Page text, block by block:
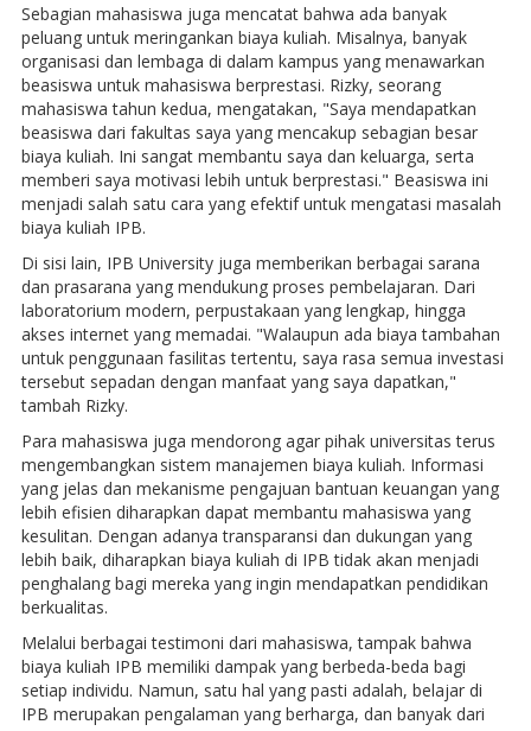
Sebagian mahasiswa juga mencatat bahwa ada banyak
peluang untuk meringankan biaya kuliah. Misalnya, banyak
organisasi dan lembaga di dalam kampus yang menawarkan
beasiswa untuk mahasiswa berprestasi. Rizky, seorang
mahasiswa tahun kedua, mengatakan, "Saya mendapatkan
beasiswa dari fakultas saya yang mencakup sebagian besar
biaya kuliah. Ini sangat membantu saya dan keluarga, serta
memberi saya motivasi lebih untuk berprestasi." Beasiswa ini
menjadi salah satu cara yang efektif untuk mengatasi masalah
biaya kuliah IPB.
Di sisi lain, IPB University juga memberikan berbagai sarana
dan prasarana yang mendukung proses pembelajaran. Dari
laboratorium modern, perpustakaan yang lengkap, hingga
akses internet yang memadai. "Walaupun ada biaya tambahan
untuk penggunaan fasilitas tertentu, saya rasa semua investasi
tersebut sepadan dengan manfaat yang saya dapatkan,"
tambah Rizky.
Para mahasiswa juga mendorong agar pihak universitas terus
mengembangkan sistem manajemen biaya kuliah. Informasi
yang jelas dan mekanisme pengajuan bantuan keuangan yang
lebih efisien diharapkan dapat membantu mahasiswa yang
kesulitan. Dengan adanya transparansi dan dukungan yang
lebih baik, diharapkan biaya kuliah di IPB tidak akan menjadi
penghalang bagi mereka yang ingin mendapatkan pendidikan
berkualitas.
Melalui berbagai testimoni dari mahasiswa, tampak bahwa
biaya kuliah IPB memiliki dampak yang berbeda-beda bagi
setiap individu. Namun, satu hal yang pasti adalah, belajar di
IPB merupakan pengalaman yang berharga, dan banyak dari